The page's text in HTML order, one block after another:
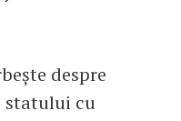
despre
cu